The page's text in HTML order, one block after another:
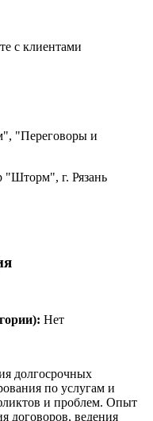
с клиентами
"Переговоры и
"Шторм", г. Рязань
Нет
долгосрочных
по услугам и
и проблем. Опыт
договоров, ведения